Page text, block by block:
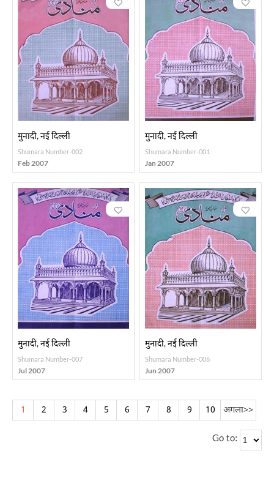
मुनादी, नई दिल्ली
Shumara Number-002
Feb 2007
मुनादी, नई दिल्ली
Shumara Number-001
Jan 2007
मुनादी, नई दिल्ली
Shumara Number-007
Jul 2007
मुनादी, नई दिल्ली
Shumara Number-006
Jun 2007
1 2 3 4 5 6 7 8 9 10 अगला>>
Go to: